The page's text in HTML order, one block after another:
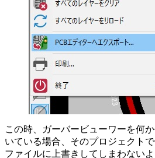
この時、ガーバービューワーを何
いている場合、そのプロジェクト
ファイルに上書きしてしまわない